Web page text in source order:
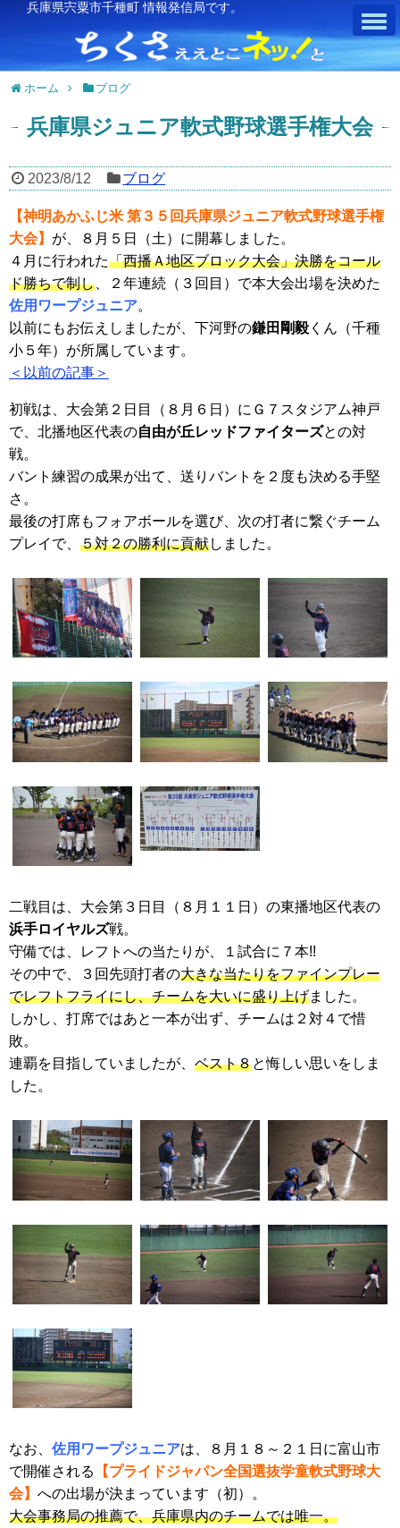
兵庫県宍粟市千種町 情報発信局です。
ホーム ブログ
兵庫県ジュニア軟式野球選手権大会
2023/8/12 ブログ
【神明あかふじ米 第３５回兵庫県ジュニア軟式野球選手権
大会】 が、８月５日（土）に開幕しました。
４月に行われた「西播Ａ地区ブロック大会」決勝をコール
ド勝ちで制し 、２年連続（３回目）で本大会出場を決めた
佐用ワープジュニア。
以前にもお伝えしましたが、下河野の鎌田剛毅 くん（千種
小５年）が所属しています。
＜以前の記事＞
初戦は、大会第２日目（８月６日）にＧ７スタジアム神戸
で、北播地区代表の自由が丘レッドファイターズとの対
戦。
バント練習の成果が出て、送りバントを２度も決める手堅
さ。
最後の打席もフォアボールを選び、次の打者に繋ぐチーム
プレイで、 ５対２の勝利に貢献しました。
二戦目は、大会第３日目（８月１１日）の東播地区代表の
浜手ロイヤルズ戦。
守備では、レフトへの当たりが、１試合に７本!!
その中で、３回先頭打者の大きな当たりをファインプレー
でレフトフライにし、チームを大いに盛り上げました。
しかし、打席ではあと一本が出ず、チームは２対４で惜
敗。
連覇を目指していましたが、 ベスト８と悔しい思いをしま
した。
なお、 佐用ワープジュニアは、８月１８～２１日に富山市
で開催される
【プライドジャパン全国選抜学童軟式野球大
会】 への出場が決まっています（初）。
大会事務局の推薦で、兵庫県内のチームでは唯一。